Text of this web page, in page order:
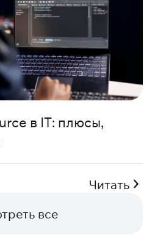
в IT: плюсы,
Читать
все